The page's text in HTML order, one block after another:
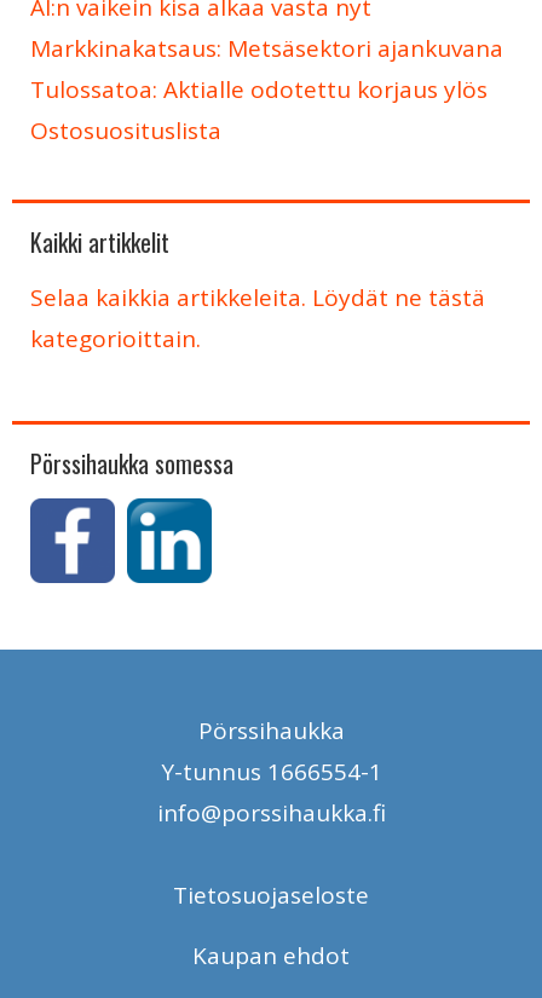
AI:n vaikein kisa alkaa vasta nyt
Markkinakatsaus: Metsäsektori ajankuvana
Tulossatoa: Aktialle odotettu korjaus ylös
Ostosuosituslista
Kaikki artikkelit
Selaa kaikkia artikkeleita. Löydät ne tästä
kategorioittain.
Pörssihaukka somessa
Pörssihaukka
Y-tunnus 1666554-1
info@porssihaukka.fi
Tietosuojaseloste
Kaupan ehdot